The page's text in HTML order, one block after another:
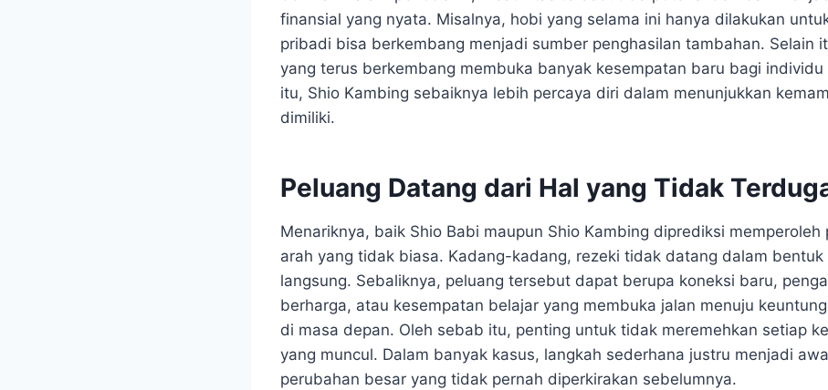
finansial yang nyata. Misalnya, hobi yang selama ini hanya dilakukan
pribadi bisa berkembang menjadi sumber penghasilan tambahan. Selain
yang terus berkembang membuka banyak kesempatan baru bagi individu
itu, Shio Kambing sebaiknya lebih percaya diri dalam menunjukkan
dimiliki.
Peluang Datang dari Hal yang Tidak
Menariknya, baik Shio Babi maupun Shio Kambing diprediksi memperoleh
arah yang tidak biasa. Kadang-kadang, rezeki tidak datang dalam bentuk
langsung. Sebaliknya, peluang tersebut dapat berupa koneksi baru,
berharga, atau kesempatan belajar yang membuka jalan menuju
di masa depan. Oleh sebab itu, penting untuk tidak meremehkan setiap
yang muncul. Dalam banyak kasus, langkah sederhana justru menjadi
perubahan besar yang tidak pernah diperkirakan sebelumnya.